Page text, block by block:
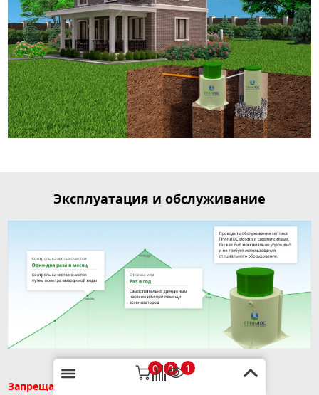
0 0 1
Эксплуатация и обслуживание
Запрещается сброс в канализацию: